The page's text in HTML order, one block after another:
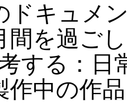
キュメ
間を過ご
考する：
作中の作